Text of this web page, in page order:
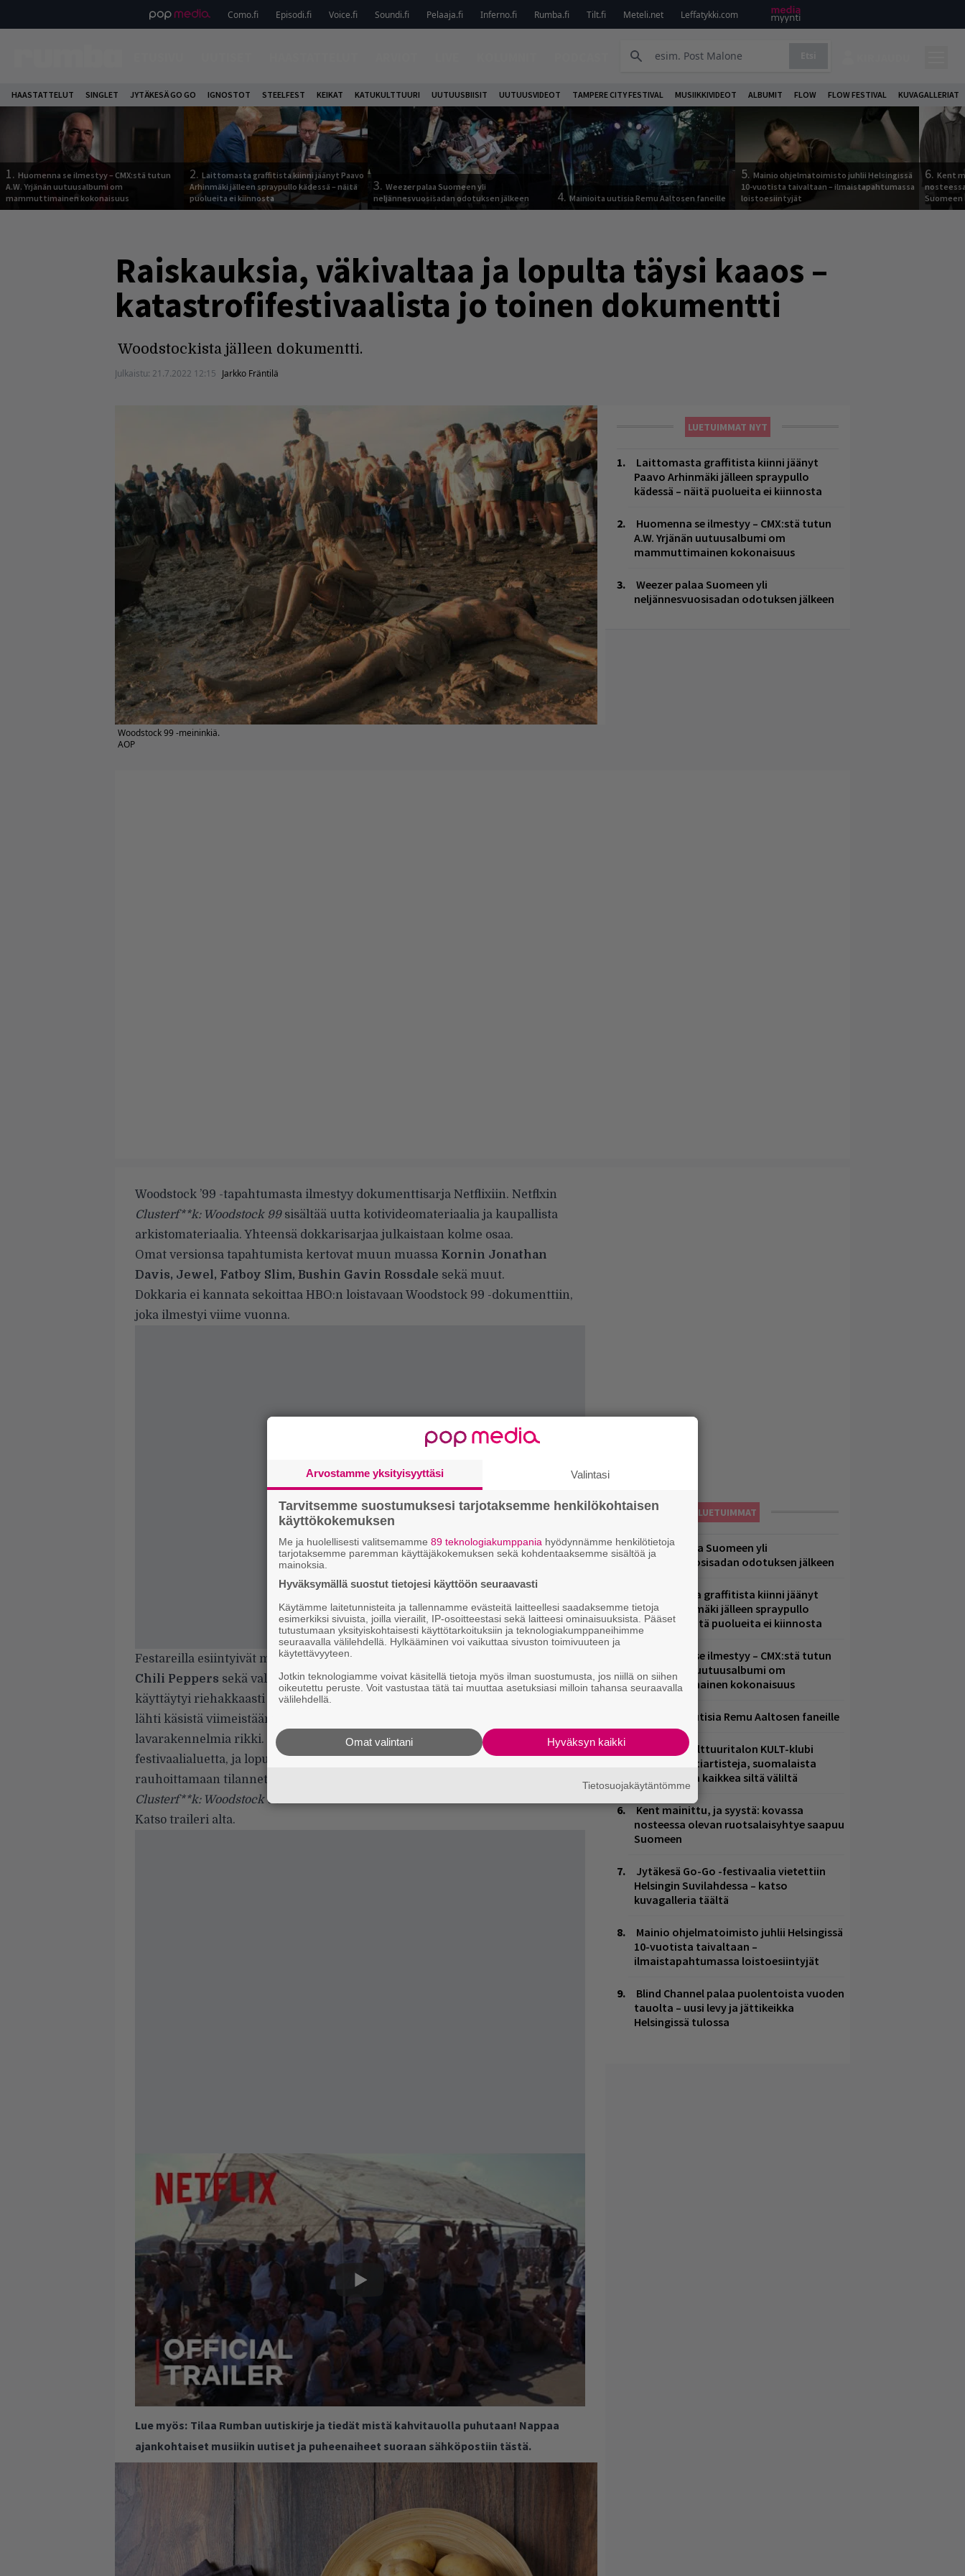
Como.fi Episodi.fi Voice.fi Soundi.fi Pelaaja.fi Inferno.fi Rumba.fi Tilt.fi Meteli.net Leffatykki.com
HAASTATTELUT SINGLET JYTÄKESÄ GO GO IGNOSTOT STEELFEST KEIKAT KATUKULTTUURI UUTUUSBIISIT UUTUUSVIDEOT TAMPERE CITY FESTIVAL MUSIIKKIVIDEOT ALBUMIT FLOW FLOW FESTIVAL KUVAGALLERIAT
1. Huomenna se ilmestyy – CMX:stä tutun
A.W. Yrjänän uutuusalbumi om
mammuttimainen kokonaisuus
2. Laittomasta graffitista kiinni jäänyt Paavo
Arhinmäki jälleen spraypullo kädessä – näitä
puolueita ei kiinnosta
3. Weezer palaa Suomeen yli
neljännesvuosisadan odotuksen jälkeen
4.Mainioita uutisia Remu Aaltosen faneille
5. Mainio ohjelmatoimisto juhlii Helsingissä
10-vuotista taivaltaan – ilmaistapahtumassa
loistoesiintyjät
6. Kent
Suomeen
Raiskauksia, väkivaltaa ja lopulta täysi kaaos –
katastrofifestivaalista jo toinen dokumentti
Woodstockista jälleen dokumentti.
Julkaistu: 21.7.2022 12:15 Jarkko Fräntilä
Woodstock 99 -meininkiä.
AOP
LUETUIMMAT NYT
Laittomasta graffitista kiinni jäänyt
Paavo Arhinmäki jälleen spraypullo
kädessä – näitä puolueita ei kiinnosta
Huomenna se ilmestyy – CMX:stä tutun
A.W. Yrjänän uutuusalbumi om
mammuttimainen kokonaisuus
Weezer palaa Suomeen yli
neljännesvuosisadan odotuksen jälkeen
Woodstock ’99 -tapahtumasta ilmestyy dokumenttisarja Netflixiin. Netflxin
Clusterf**k: Woodstock 99sisältää uutta kotivideomateriaalia ja kaupallista
arkistomateriaalia. Yhteensä dokkarisarjaa julkaistaan kolme osaa.
Omat versionsa tapahtumista kertovat muun muassa Kornin Jonathan
Davis, Jewel, Fatboy Slim, Bushin Gavin Rossdale sekä muut.
Dokkaria ei kannata sekoittaa HBO:n loistavaan Woodstock 99 -dokumenttiin,
joka ilmestyi viime vuonna.
Festareilla esiintyivät muun muassaNine Inch Nails, Limp Bizkit, Red Hot
Chili Peppers sekä valtavasti muita artisteja ja esiintyjiä. Festarikansa
käyttäytyi riehakkaasti jo ensimmäisestä päivästä lähtien, ja lopulta homma
lähti käsistä viimeistään Limp Bizkitin konsertin aikana, kun yleisö repi
lavarakennelmia rikki. RHCP:n keikan aikana yleisö sytytteli kokkoja ympäri
festivaalialuetta, ja lopulta paikalle saapui mellakkapoliiseja sekä sotilaita
rauhoittamaan tilannetta.
Clusterf**k: Woodstock 99
Katso traileri alta.
Lue myös: Tilaa Rumban uutiskirje ja tiedät mistä kahvitauolla puhutaan! Nappaa
ajankohtaiset musiikin uutiset ja puheenaiheet suoraan sähköpostiin tästä.
LUETUIMMAT
Weezer palaa Suomeen yli
neljännesvuosisadan odotuksen jälkeen
Laittomasta graffitista kiinni jäänyt
Paavo Arhinmäki jälleen spraypullo
kädessä – näitä puolueita ei kiinnosta
Huomenna se ilmestyy – CMX:stä tutun
A.W. Yrjänän uutuusalbumi om
mammuttimainen kokonaisuus
Mainioita uutisia Remu Aaltosen faneille
Helsingin Kulttuuritalon KULT-klubi
tarjoaa kulttiartisteja, suomalaista
osaamista ja kaikkea siltä väliltä
Kent mainittu, ja syystä: kovassa
nosteessa olevan ruotsalaisyhtye saapuu
Suomeen
Jytäkesä Go-Go -festivaalia vietettiin
Helsingin Suvilahdessa – katso
kuvagalleria täältä
Mainio ohjelmatoimisto juhlii Helsingissä
10-vuotista taivaltaan –
ilmaistapahtumassa loistoesiintyjät
Blind Channel palaa puolentoista vuoden
tauolta – uusi levy ja jättikeikka
Helsingissä tulossa
Arvostamme yksityisyyttäsi Valintasi
Tarvitsemme suostumuksesi tarjotaksemme henkilökohtaisen
käyttökokemuksen
Me ja huolellisesti valitsemamme 89 teknologiakumppania hyödynnämme henkilötietoja
tarjotaksemme paremman käyttäjäkokemuksen sekä kohdentaaksemme sisältöä ja
mainoksia.
Hyväksymällä suostut tietojesi käyttöön seuraavasti
Käytämme laitetunnisteita ja tallennamme evästeitä laitteellesi saadaksemme tietoja
esimerkiksi sivuista, joilla vierailit, IP-osoitteestasi sekä laitteesi ominaisuuksista. Pääset
tutustumaan yksityiskohtaisesti käyttötarkoituksiin ja teknologiakumppaneihimme
seuraavalla välilehdellä. Hylkääminen voi vaikuttaa sivuston toimivuuteen ja
käytettävyyteen.
Jotkin teknologiamme voivat käsitellä tietoja myös ilman suostumusta, jos niillä on siihen
oikeutettu peruste. Voit vastustaa tätä tai muuttaa asetuksiasi milloin tahansa seuraavalla
välilehdellä.
Hyväksyn kaikki
Omat valintani
Tietosuojakäytäntömme